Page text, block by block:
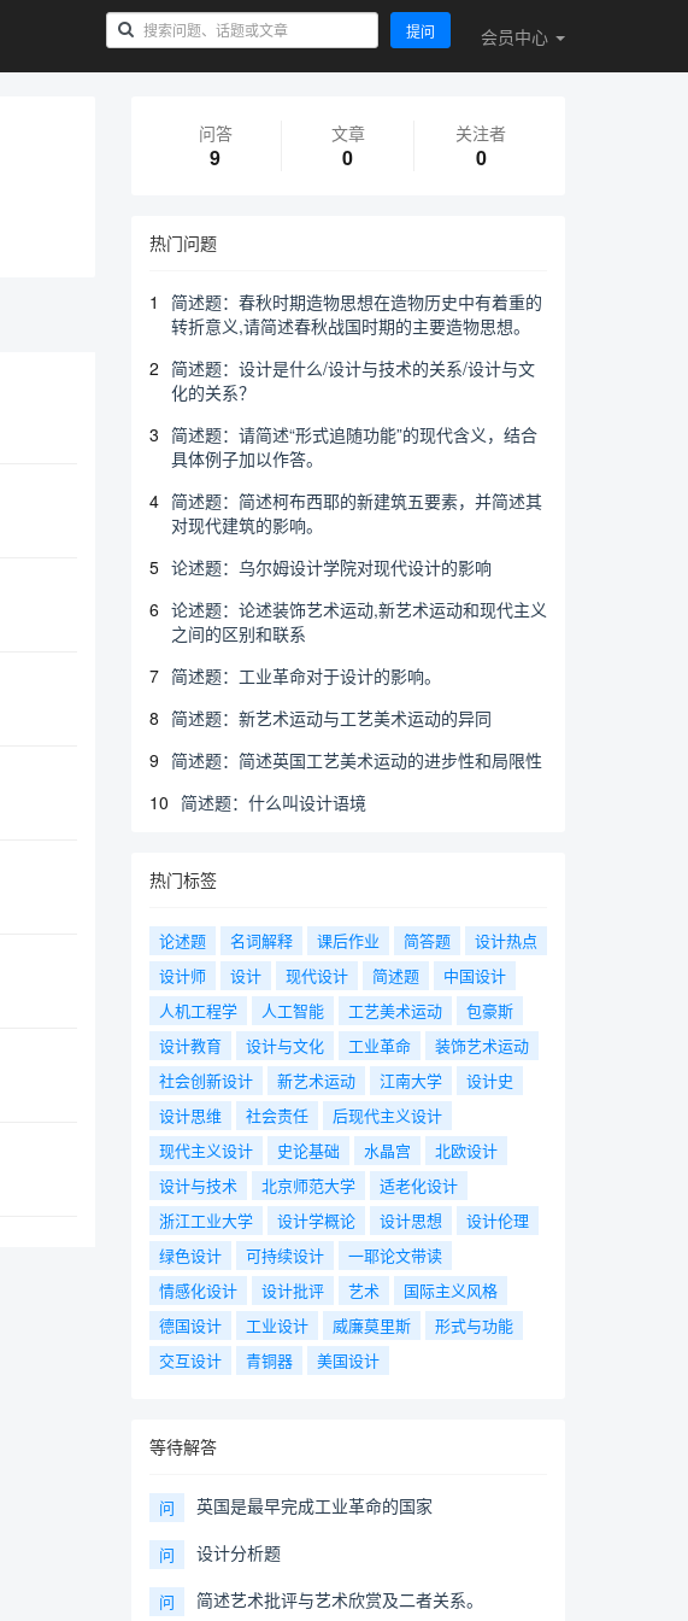
提问 会员中心
问答
9
文章
0
关注者
0
热门问题
1
简述题：春秋时期造物思想在造物历史中有着重的
转折意义,请简述春秋战国时期的主要造物思想。
2 简述题：设计是什么/设计与技术的关系/设计与文
化的关系？
3 简述题：请简述“形式追随功能”的现代含义，结合
具体例子加以作答。
4 简述题：简述柯布西耶的新建筑五要素，并简述其
对现代建筑的影响。
5 论述题：乌尔姆设计学院对现代设计的影响
6 论述题：论述装饰艺术运动,新艺术运动和现代主义
之间的区别和联系
7 简述题：工业革命对于设计的影响。
8 简述题：新艺术运动与工艺美术运动的异同
9 简述题：简述英国工艺美术运动的进步性和局限性
10 简述题：什么叫设计语境
热门标签
论述题 名词解释 课后作业 简答题
设计热点
设计师
设计 现代设计 简述题
中国设计
人机工程学
人工智能 工艺美术运动
包豪斯
设计教育
设计与文化 工业革命
装饰艺术运动
社会创新设计
新艺术运动 江南大学
设计史
设计思维
社会责任
后现代主义设计
现代主义设计
史论基础 水晶宫
北欧设计
设计与技术
北京师范大学
适老化设计
浙江工业大学
设计学概论 设计思想
设计伦理
绿色设计
可持续设计
一耶论文带读
情感化设计
设计批评 艺术
国际主义风格
德国设计
工业设计 威廉莫里斯
形式与功能
交互设计
青铜器 美国设计
等待解答
问 英国是最早完成工业革命的国家
问 设计分析题
问 简述艺术批评与艺术欣赏及二者关系。